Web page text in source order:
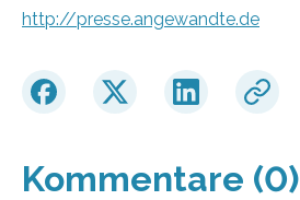
http://presse.angewandte.de
Kommentare (0)